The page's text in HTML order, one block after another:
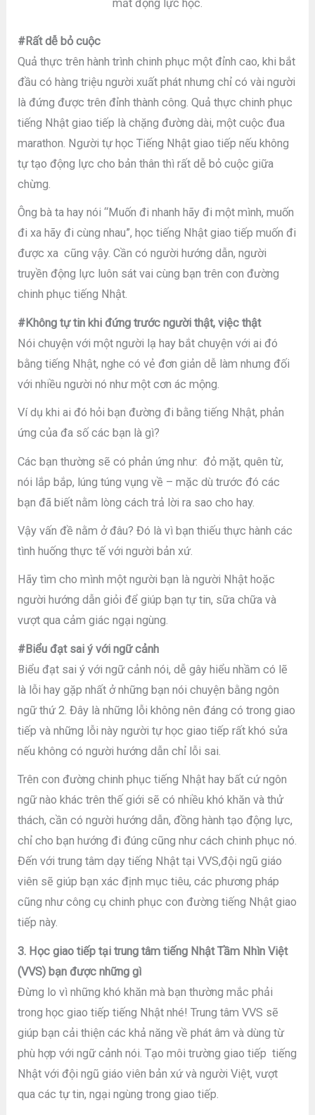
mất động lực học.
#Rất dễ bỏ cuộc
Quả thực trên hành trình chinh phục một đỉnh cao, khi bắt
đầu có hàng triệu người xuất phát nhưng chỉ có vài người
là đứng được trên đỉnh thành công. Quả thực chinh phục
tiếng Nhật giao tiếp là chặng đường dài, một cuộc đua
marathon. Người tự học Tiếng Nhật giao tiếp nếu không
tự tạo động lực cho bản thân thì rất dễ bỏ cuộc giữa
chừng.
Ông bà ta hay nói “Muốn đi nhanh hãy đi một mình, muốn
đi xa hãy đi cùng nhau”, học tiếng Nhật giao tiếp muốn đi
được xa cũng vậy. Cần có người hướng dẫn, người
truyền động lực luôn sát vai cùng bạn trên con đường
chinh phục tiếng Nhật.
#Không tự tin khi đứng trước người thật, việc thật
Nói chuyện với một người lạ hay bắt chuyện với ai đó
bằng tiếng Nhật, nghe có vẻ đơn giản dễ làm nhưng đối
với nhiều người nó như một cơn ác mộng.
Ví dụ khi ai đó hỏi bạn đường đi bằng tiếng Nhật, phản
ứng của đa số các bạn là gì?
Các bạn thường sẽ có phản ứng như: đỏ mặt, quên từ,
nói lắp bắp, lúng túng vụng về – mặc dù trước đó các
bạn đã biết nằm lòng cách trả lời ra sao cho hay.
Vậy vấn đề nằm ở đâu? Đó là vì bạn thiếu thực hành các
tình huống thực tế với người bản xứ.
Hãy tìm cho mình một người bạn là người Nhật hoặc
người hướng dẫn giỏi để giúp bạn tự tin, sữa chữa và
vượt qua cảm giác ngại ngùng.
#Biểu đạt sai ý với ngữ cảnh
Biểu đạt sai ý với ngữ cảnh nói, dễ gây hiểu nhầm có lẽ
là lỗi hay gặp nhất ở những bạn nói chuyện bằng ngôn
ngữ thứ 2. Đây là những lỗi không nên đáng có trong giao
tiếp và những lỗi này người tự học giao tiếp rất khó sửa
nếu không có người hướng dẫn chỉ lỗi sai.
Trên con đường chinh phục tiếng Nhật hay bất cứ ngôn
ngữ nào khác trên thế giới sẽ có nhiều khó khăn và thử
thách, cần có người hướng dẫn, đồng hành tạo động lực,
chỉ cho bạn hướng đi đúng cũng như cách chinh phục nó.
Đến với trung tâm dạy tiếng Nhật tại VVS,đội ngũ giáo
viên sẽ giúp bạn xác định mục tiêu, các phương pháp
cũng như công cụ chinh phục con đường tiếng Nhật giao
tiếp này.
3. Học giao tiếp tại trung tâm tiếng Nhật Tầm Nhìn Việt
(VVS) bạn được những gì
Đừng lo vì những khó khăn mà bạn thường mắc phải
trong học giao tiếp tiếng Nhật nhé! Trung tâm VVS sẽ
giúp bạn cải thiện các khả năng về phát âm và dùng từ
phù hợp với ngữ cảnh nói. Tạo môi trường giao tiếp tiếng
Nhật với đội ngũ giáo viên bản xứ và người Việt, vượt
qua các tự tin, ngại ngùng trong giao tiếp.